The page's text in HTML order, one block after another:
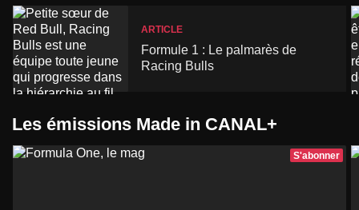
ARTICLE
Formule 1 : Le palmarès de
Racing Bulls
Les émissions Made in CANAL+
S'abonner